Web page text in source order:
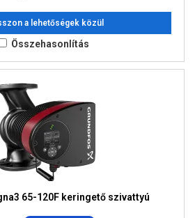
a lehetőségek közül
Összehasonlítás
65-120F keringető szivattyú